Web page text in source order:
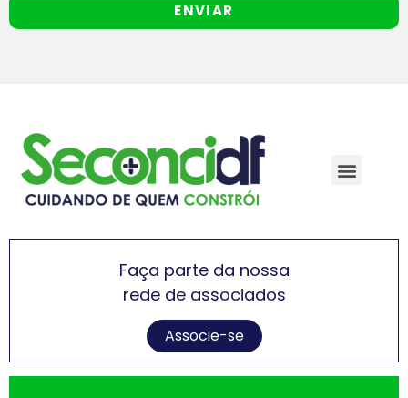
ENVIAR
Faça parte da nossa
rede de associados
Associe-se